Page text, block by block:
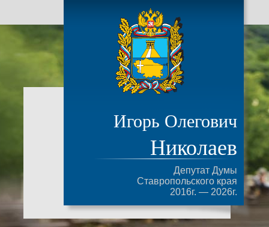
Игорь Олегович
Николаев
Депутат Думы
Ставропольского края
2016г. — 2026г.